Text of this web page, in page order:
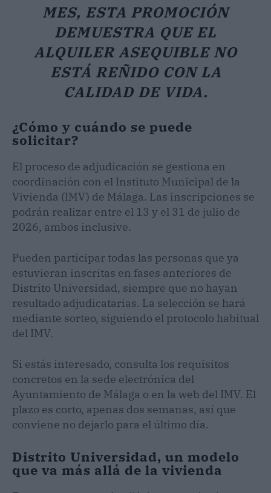
MES, ESTA PROMOCIÓN
DEMUESTRA QUE EL
ALQUILER ASEQUIBLE NO
ESTÁ REÑIDO CON LA
CALIDAD DE VIDA.
¿Cómo y cuándo se puede
solicitar?
El proceso de adjudicación se gestiona en
coordinación con el Instituto Municipal de la
Vivienda (IMV) de Málaga. Las inscripciones se
podrán realizar entre el 13 y el 31 de julio de
2026, ambos inclusive.
Pueden participar todas las personas que ya
estuvieran inscritas en fases anteriores de
Distrito Universidad, siempre que no hayan
resultado adjudicatarias. La selección se hará
mediante sorteo, siguiendo el protocolo habitual
del IMV.
Si estás interesado, consulta los requisitos
concretos en la sede electrónica del
Ayuntamiento de Málaga o en la web del IMV. El
plazo es corto, apenas dos semanas, así que
conviene no dejarlo para el último día.
Distrito Universidad, un modelo
que va más allá de la vivienda